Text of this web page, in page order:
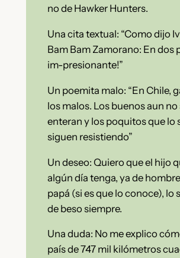
no de Hawker Hunters.
Una cita textual: “Como dijo
Bam Bam Zamorano: En dos
im-presionante!”
Un poemita malo: “En Chile,
los malos. Los buenos aun no
enteran y los poquitos que lo
siguen resistiendo”
Un deseo: Quiero que el hijo
algún día tenga, ya de
papá (si es que lo conoce), lo
de beso siempre.
Una duda: No me explico
país de 747 mil kilómetros